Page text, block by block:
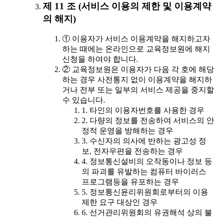
제 11 조 (서비스 이용의 제한 및 이용계약
의 해지)
① 이용자가 서비스 이용계약을 해지하고자
하는 때에는 온라인으로 교육정보원에 해지
신청을 하여야 합니다.
② 교육정보원은 이용자가 다음 각 호에 해당
하는 경우 사전통지 없이 이용계약을 해지하
거나 전부 또는 일부의 서비스 제공을 중지할
수 있습니다.
1. 타인의 이용자번호를 사용한 경우
2. 다량의 정보를 전송하여 서비스의 안
정적 운영을 방해하는 경우
3. 수신자의 의사에 반하는 광고성 정
보, 전자우편을 전송하는 경우
4. 정보통신설비의 오작동이나 정보 등
의 파괴를 유발하는 컴퓨터 바이러스
프로그램등을 유포하는 경우
5. 정보통신윤리위원회로부터의 이용
제한 요구 대상인 경우
6. 선거관리위원회의 유권해석 상의 불